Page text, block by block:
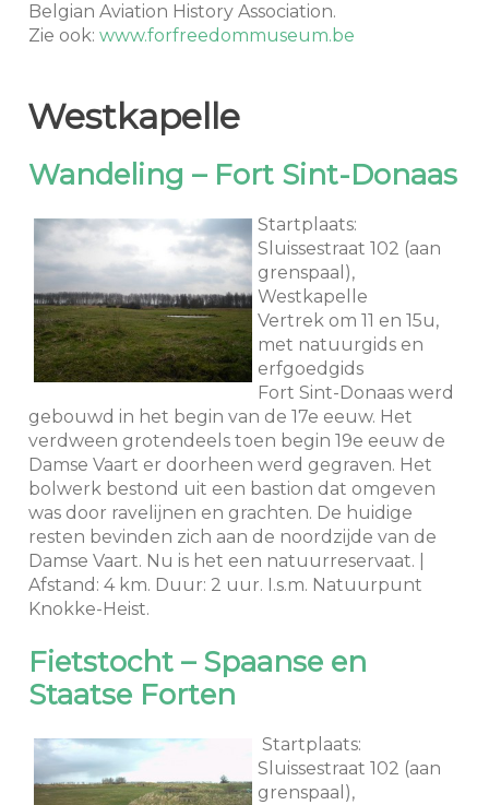
Belgian Aviation History Association.
Zie ook: www.forfreedommuseum.be
Westkapelle
Wandeling – Fort Sint-Donaas
Startplaats:
Sluissestraat 102 (aan
grenspaal),
Westkapelle
Vertrek om 11 en 15u,
met natuurgids en
erfgoedgids
Fort Sint-Donaas werd
gebouwd in het begin van de 17e eeuw. Het
verdween grotendeels toen begin 19e eeuw de
Damse Vaart er doorheen werd gegraven. Het
bolwerk bestond uit een bastion dat omgeven
was door ravelijnen en grachten. De huidige
resten bevinden zich aan de noordzijde van de
Damse Vaart. Nu is het een natuurreservaat. |
Afstand: 4 km. Duur: 2 uur. I.s.m. Natuurpunt
Knokke-Heist.
Fietstocht – Spaanse en
Staatse Forten
Startplaats:
Sluissestraat 102 (aan
grenspaal),